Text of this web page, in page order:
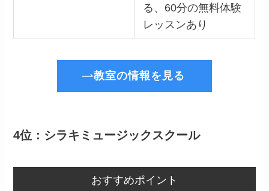
る、60分の無料体験
レッスンあり
教室の情報を見る
4位：シラキミュージックスクール
おすすめポイント